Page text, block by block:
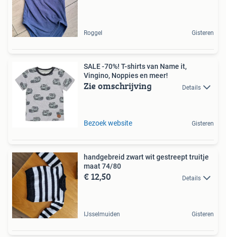
Roggel Gisteren
SALE -70%! T-shirts van Name it,
Vingino, Noppies en meer!
Zie omschrijving Details
Bezoek website Gisteren
handgebreid zwart wit gestreept truitje
maat 74/80
€ 12,50 Details
IJsselmuiden Gisteren